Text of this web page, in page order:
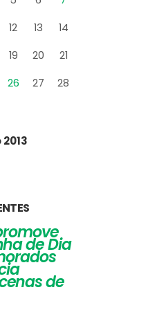
12 13
14
19 20
21
26 27
28
com